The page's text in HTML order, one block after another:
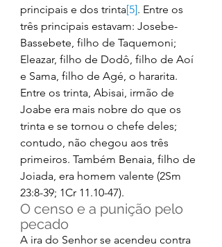
principais e dos trinta[5]. Entre os
três principais estavam: Josebe-
Bassebete, filho de Taquemoni;
Eleazar, filho de Dodô, filho de Aoí
e Sama, filho de Agé, o hararita.
Entre os trinta, Abisai, irmão de
Joabe era mais nobre do que os
trinta e se tornou o chefe deles;
contudo, não chegou aos três
primeiros. Também Benaia, filho de
Joiada, era homem valente (2Sm
23:8-39; 1Cr 11.10-47).
O censo e a punição pelo
pecado
A ira do Senhor se acendeu contra